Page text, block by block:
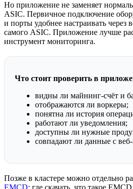
Но приложение не заменяет
ASIC. Первичное подключение
и порты удобнее настраивать через
самого ASIC. Приложение лучше
инструмент мониторинга.
Что стоит проверить в
видны ли майнинг-счёт и
отображаются ли воркеры;
понятна ли история
работают ли уведомления;
доступны ли нужные
совпадают ли данные с
Позже в кластере можно отдельно
EMCD: где скачать, что такое